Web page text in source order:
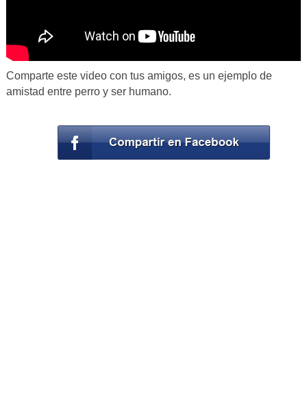
Comparte este video con tus amigos, es un ejemplo de
amistad entre perro y ser humano.